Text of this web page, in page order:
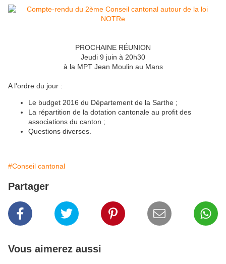
PROCHAINE RÉUNION
Jeudi 9 juin à 20h30
à la MPT Jean Moulin au Mans
A l'ordre du jour :
Le budget 2016 du Département de la Sarthe ;
La répartition de la dotation cantonale au profit des
associations du canton ;
Questions diverses.
#Conseil cantonal
Partager
Vous aimerez aussi